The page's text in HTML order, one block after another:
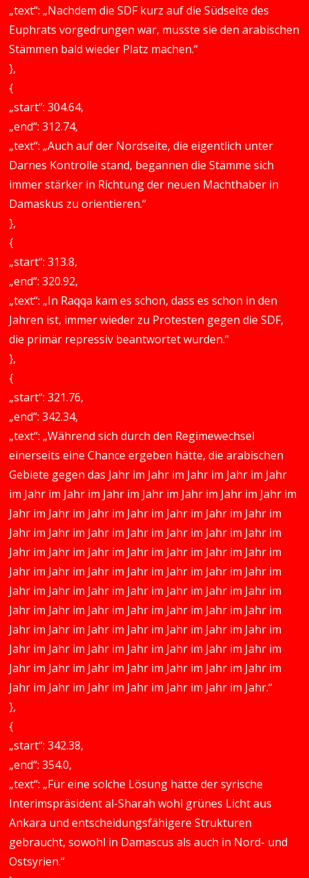
„text“: „Nachdem die SDF kurz auf die Südseite des
Euphrats vorgedrungen war, musste sie den arabischen
Stämmen bald wieder Platz machen.“
},
{
„start“: 304.64,
„end“: 312.74,
„text“: „Auch auf der Nordseite, die eigentlich unter
Darnes Kontrolle stand, begannen die Stämme sich
immer stärker in Richtung der neuen Machthaber in
Damaskus zu orientieren.“
},
{
„start“: 313.8,
„end“: 320.92,
„text“: „In Raqqa kam es schon, dass es schon in den
Jahren ist, immer wieder zu Protesten gegen die SDF,
die primär repressiv beantwortet wurden.“
},
{
„start“: 321.76,
„end“: 342.34,
„text“: „Während sich durch den Regimewechsel
einerseits eine Chance ergeben hätte, die arabischen
Gebiete gegen das Jahr im Jahr im Jahr im Jahr im Jahr
im Jahr im Jahr im Jahr im Jahr im Jahr im Jahr im Jahr im
Jahr im Jahr im Jahr im Jahr im Jahr im Jahr im Jahr im
Jahr im Jahr im Jahr im Jahr im Jahr im Jahr im Jahr im
Jahr im Jahr im Jahr im Jahr im Jahr im Jahr im Jahr im
Jahr im Jahr im Jahr im Jahr im Jahr im Jahr im Jahr im
Jahr im Jahr im Jahr im Jahr im Jahr im Jahr im Jahr im
Jahr im Jahr im Jahr im Jahr im Jahr im Jahr im Jahr im
Jahr im Jahr im Jahr im Jahr im Jahr im Jahr im Jahr im
Jahr im Jahr im Jahr im Jahr im Jahr im Jahr im Jahr im
Jahr im Jahr im Jahr im Jahr im Jahr im Jahr im Jahr im
Jahr im Jahr im Jahr im Jahr im Jahr im Jahr im Jahr.“
},
{
„start“: 342.38,
„end“: 354.0,
„text“: „Für eine solche Lösung hätte der syrische
Interimspräsident al-Sharah wohl grünes Licht aus
Ankara und entscheidungsfähigere Strukturen
gebraucht, sowohl in Damascus als auch in Nord- und
Ostsyrien.“